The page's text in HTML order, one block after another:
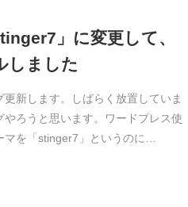
」に変更して、
しました
更新します。しばらく放置していま
やろうと思います。ワードプレス使
マを「stinger7」というのに…